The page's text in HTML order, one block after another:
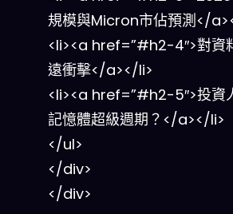
規模與Micron市佔預測</
<li><a href=”#h2-4″>對資
遠衝擊</a></li>
<li><a href=”#h2-5″>投資
記憶體超級週期？</a></li>
</ul>
</div>
</div>